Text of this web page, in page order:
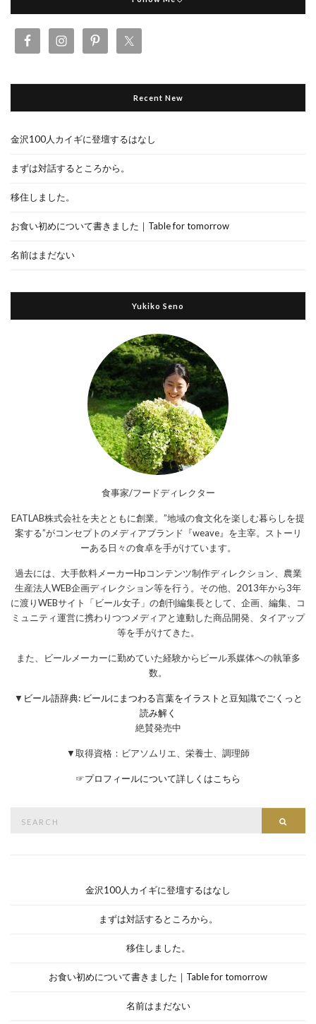
Recent New
金沢100人カイギに登壇するはなし
まずは対話するところから。
移住しました。
お食い初めについて書きました｜Table for tomorrow
名前はまだない
Yukiko Seno
食事家/フードディレクター
EATLAB株式会社を夫とともに創業。”地域の食文化を楽しむ暮らしを提
案する”がコンセプトのメディアブランド『weave』を主宰。ストーリ
ーある日々の食卓を手がけています。
過去には、大手飲料メーカーHpコンテンツ制作ディレクション、農業
生産法人WEB企画ディレクション等を行う。その他、2013年から3年
に渡りWEBサイト「ビール女子」の創刊編集長として、企画、編集、コ
ミュニティ運営に携わりつつメディアと連動した商品開発、タイアップ
等を手がけてきた。
また、ビールメーカーに勤めていた経験からビール系媒体への執筆多
数。
▼ ビール語辞典: ビールにまつわる言葉をイラストと豆知識でごくっと
読み解く
絶賛発売中
▼取得資格：ビアソムリエ、栄養士、調理師
☞プロフィールについて詳しくはこちら
金沢100人カイギに登壇するはなし
まずは対話するところから。
移住しました。
お食い初めについて書きました｜Table for tomorrow
名前はまだない